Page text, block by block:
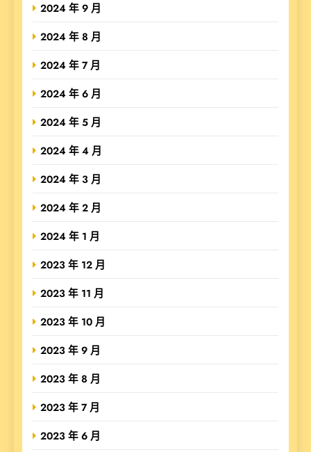
2024 年 9 月
2024 年 8 月
2024 年 7 月
2024 年 6 月
2024 年 5 月
2024 年 4 月
2024 年 3 月
2024 年 2 月
2024 年 1 月
2023 年 12 月
2023 年 11 月
2023 年 10 月
2023 年 9 月
2023 年 8 月
2023 年 7 月
2023 年 6 月